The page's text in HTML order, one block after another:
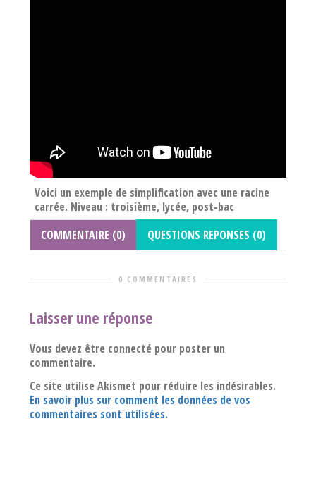
Voici un exemple de simplification avec une racine
carrée. Niveau : troisième, lycée, post-bac
COMMENTAIRE (0)
QUESTIONS REPONSES (0)
0 COMMENTAIRES
Laisser une réponse
Vous devez être connecté pour poster un
commentaire.
Ce site utilise Akismet pour réduire les indésirables.
En savoir plus sur comment les données de vos
commentaires sont utilisées.